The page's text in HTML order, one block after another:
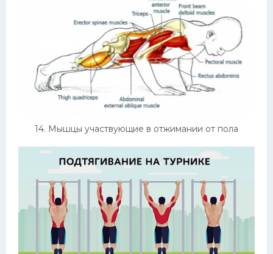
14. Мышцы участвующие в отжимании от пола